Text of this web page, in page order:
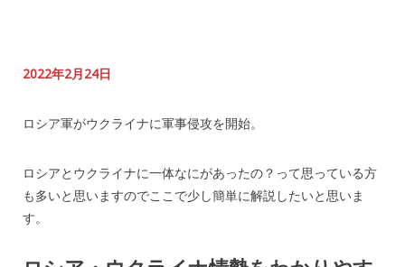
2022年2月24日
ロシア軍がウクライナに軍事侵攻を開始。
ロシアとウクライナに一体なにがあったの？って思っている方
も多いと思いますのでここで少し簡単に解説したいと思いま
す。